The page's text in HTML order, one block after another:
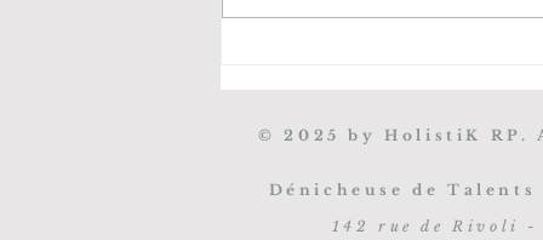
RP Beauté &
© 2025 by HolistiK RP.
Dénicheuse de Talents
142 rue de Rivoli -